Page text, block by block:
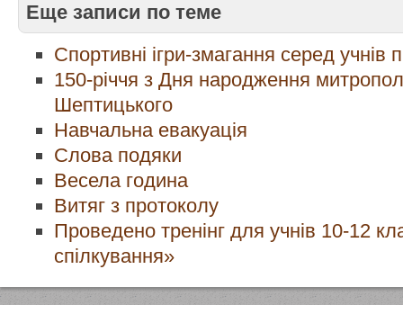
Еще записи по теме
Спортивні ігри-змагання серед учнів
150-річчя з Дня народження
Шептицького
Навчальна евакуація
Слова подяки
Весела година
Витяг з протоколу
Проведено тренінг для учнів 10-12
спілкування»